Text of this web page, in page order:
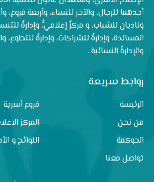
أحدهما للرجال، والآخر للنساء، وأربعة فروع،
وناديان للشباب، و مركزٌ إعلاميٌّ، وإدارةٌ
المساندة، وإدارةٌ للشراكات، وإدارةٌ للتطوع،
والإدارةُ النسائية .
روابط سريعة
الرئيسة
فروع أسرية
من نحن
المركز
الحوكمة
اللوائح و
تواصل معنا